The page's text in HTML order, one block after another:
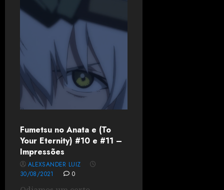
Fumetsu no Anata e (To
Your Eternity) #10 e #11 –
Impressões
ALEXSANDER LUIZ
30/08/2021
0